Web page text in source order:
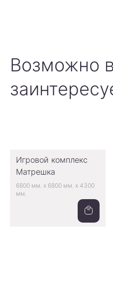
Возможно
Игровой комплекс
Матрешка
6800 мм. x 6800 мм. x 4300
мм.